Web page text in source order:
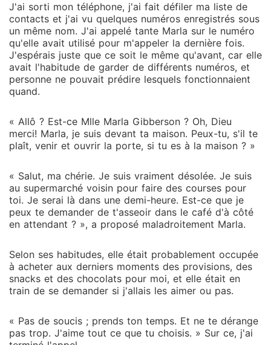
J'ai sorti mon téléphone, j'ai fait défiler ma liste de
contacts et j'ai vu quelques numéros enregistrés sous
un même nom. J'ai appelé tante Marla sur le numéro
qu'elle avait utilisé pour m'appeler la dernière fois.
J'espérais juste que ce soit le même qu'avant, car elle
avait l'habitude de garder de différents numéros, et
personne ne pouvait prédire lesquels fonctionnaient
quand.
« Allô ? Est-ce Mlle Marla Gibberson ? Oh, Dieu
merci! Marla, je suis devant ta maison. Peux-tu, s'il te
plaît, venir et ouvrir la porte, si tu es à la maison ? »
« Salut, ma chérie. Je suis vraiment désolée. Je suis
au supermarché voisin pour faire des courses pour
toi. Je serai là dans une demi-heure. Est-ce que je
peux te demander de t'asseoir dans le café d'à côté
en attendant ? », a proposé maladroitement Marla.
Selon ses habitudes, elle était probablement occupée
à acheter aux derniers moments des provisions, des
snacks et des chocolats pour moi, et elle était en
train de se demander si j'allais les aimer ou pas.
« Pas de soucis ; prends ton temps. Et ne te dérange
pas trop. J'aime tout ce que tu choisis. » Sur ce, j'ai